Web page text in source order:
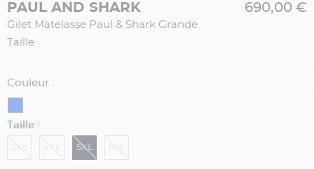
PAUL AND SHARK
Gilet Matelasse Paul & Shark Grande
Taille
690,00 €
Couleur :
Taille :
5XL